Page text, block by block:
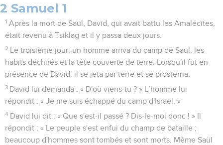
2 Samuel 1
1 Après la mort de Saül, David, qui avait battu les Amalécites,
était revenu à Tsiklag et il y passa deux jours.
2 Le troisième jour, un homme arriva du camp de Saül, les
habits déchirés et la tête couverte de terre. Lorsqu'il fut en
présence de David, il se jeta par terre et se prosterna.
3 David lui demanda : « D'où viens-tu ? » L’homme lui
répondit : « Je me suis échappé du camp d'Israël. »
4 David lui dit : « Que s'est-il passé ? Dis-le-moi donc ! » Il
répondit : « Le peuple s'est enfui du champ de bataille ;
beaucoup d'hommes sont tombés et sont morts. Même Saül